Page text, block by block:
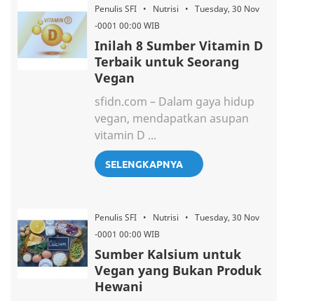
Penulis SFI • Nutrisi • Tuesday, 30 Nov
-0001 00:00 WIB
Inilah 8 Sumber Vitamin D
Terbaik untuk Seorang
Vegan
sfidn.com – Dalam gaya hidup
vegan, mendapatkan asupan
vitamin D ...
SELENGKAPNYA
Penulis SFI • Nutrisi • Tuesday, 30 Nov
-0001 00:00 WIB
Sumber Kalsium untuk
Vegan yang Bukan Produk
Hewani